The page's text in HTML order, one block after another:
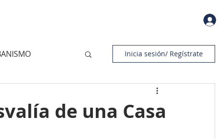
Inicia sesión/ Regístrate
de una Casa